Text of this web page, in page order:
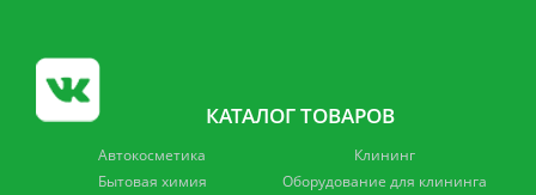
КАТАЛОГ ТОВАРОВ
Автокосметика
Бытовая химия
Клининг
Оборудование для клининга